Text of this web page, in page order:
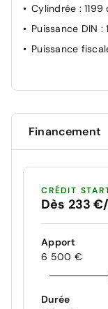
Cylindrée : 1199
Puissance DIN :
Puissance
Financement
CRÉDIT
Dès 233
Apport
6 500 €
Durée